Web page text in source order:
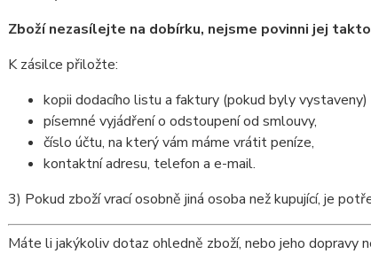
Zboží nezasílejte na dobírku, nejsme povinni jej
K zásilce přiložte:
kopii dodacího listu a faktury (pokud byly vystaveny)
písemné vyjádření o odstoupení od smlouvy,
číslo účtu, na který vám máme vrátit peníze,
kontaktní adresu, telefon a e-mail.
3) Pokud zboží vrací osobně jiná osoba než kupující, je
Máte li jakýkoliv dotaz ohledně zboží, nebo jeho